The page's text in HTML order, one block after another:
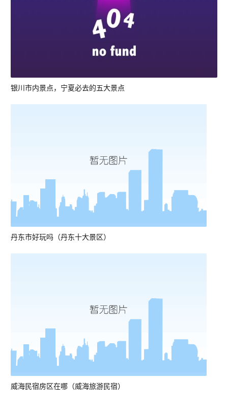
银川市内景点，宁夏必去的五大景点
丹东市好玩吗（丹东十大景区）
威海民宿房区在哪（威海旅游民宿）